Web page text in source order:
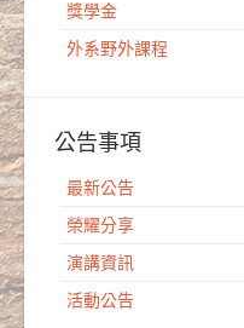
獎學金
外系野外課程
公告事項
最新公告
榮耀分享
演講資訊
活動公告